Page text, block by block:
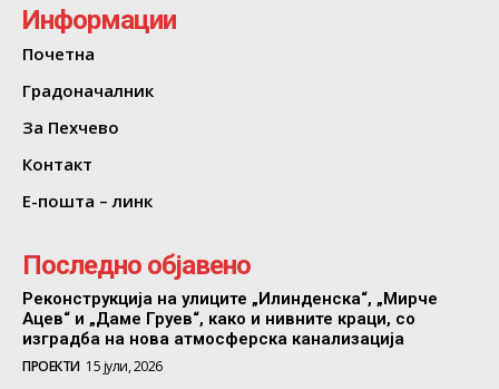
Информации
Почетна
Градоначалник
За Пехчево
Контакт
Е-пошта – линк
Последно објавено
Реконструкција на улиците „Илинденска“, „Мирче
Ацев“ и „Даме Груев“, како и нивните краци, со
изградба на нова атмосферска канализација
ПРОЕКТИ 15 јули, 2026